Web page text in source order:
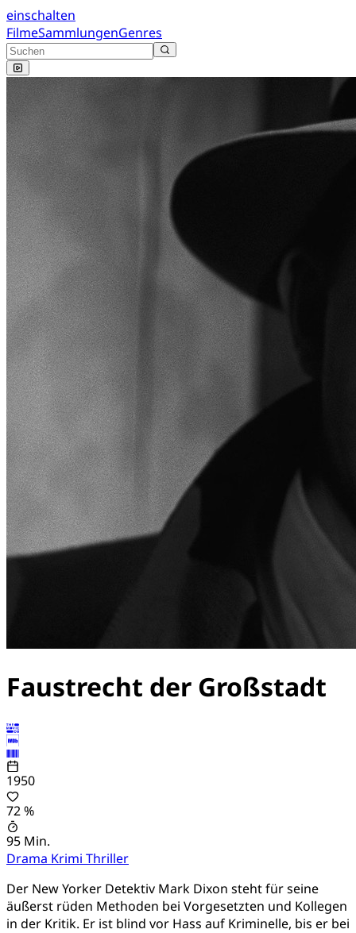
einschalten
FilmeSammlungenGenres
Faustrecht der Großstadt
1950
72 %
95 Min.
Drama Krimi Thriller
Der New Yorker Detektiv Mark Dixon steht für seine
äußerst rüden Methoden bei Vorgesetzten und Kollegen
in der Kritik. Er ist blind vor Hass auf Kriminelle, bis er bei